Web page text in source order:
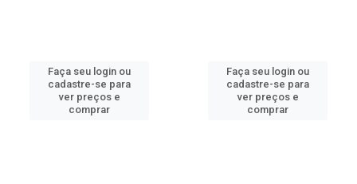
Faça seu login ou
cadastre-se para
ver preços e
comprar
Faça seu login ou
cadastre-se para
ver preços e
comprar